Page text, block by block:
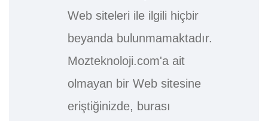
Web siteleri ile ilgili hiçbir
beyanda bulunmamaktadır.
Mozteknoloji.com'a ait
olmayan bir Web sitesine
eriştiğinizde, burası